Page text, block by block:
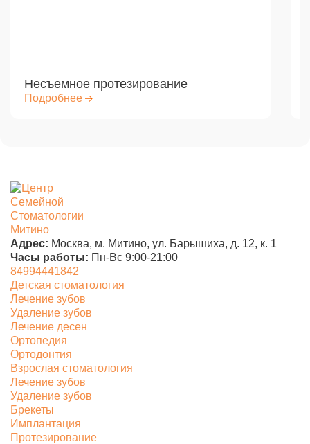
Несъемное протезирование
Подробнее
Адрес: Москва, м. Митино, ул. Барышиха, д. 12, к. 1
Часы работы: Пн-Вс 9:00-21:00
84994441842
Детская стоматология
Лечение зубов
Удаление зубов
Лечение десен
Ортопедия
Ортодонтия
Взрослая стоматология
Лечение зубов
Удаление зубов
Брекеты
Имплантация
Протезирование